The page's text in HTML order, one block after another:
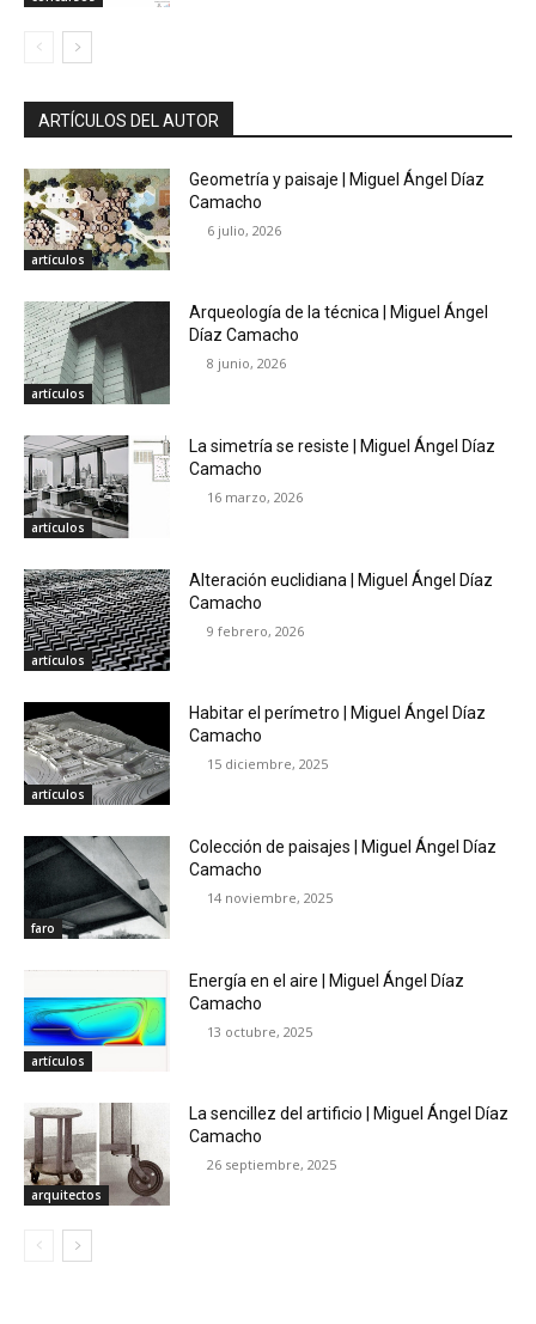
ARTÍCULOS DEL AUTOR
artículos
Geometría y paisaje | Miguel Ángel Díaz
Camacho
6 julio, 2026
artículos
Arqueología de la técnica | Miguel Ángel
Díaz Camacho
8 junio, 2026
artículos
La simetría se resiste | Miguel Ángel Díaz
Camacho
16 marzo, 2026
artículos
Alteración euclidiana | Miguel Ángel Díaz
Camacho
9 febrero, 2026
artículos
Habitar el perímetro | Miguel Ángel Díaz
Camacho
15 diciembre, 2025
faro
Colección de paisajes | Miguel Ángel Díaz
Camacho
14 noviembre, 2025
artículos
Energía en el aire | Miguel Ángel Díaz
Camacho
13 octubre, 2025
arquitectos
La sencillez del artificio | Miguel Ángel Díaz
Camacho
26 septiembre, 2025